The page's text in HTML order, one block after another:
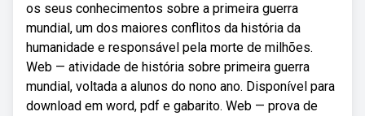
os seus conhecimentos sobre a primeira guerra
mundial, um dos maiores conflitos da história da
humanidade e responsável pela morte de milhões.
Web — atividade de história sobre primeira guerra
mundial, voltada a alunos do nono ano. Disponível para
download em word, pdf e gabarito. Web — prova de